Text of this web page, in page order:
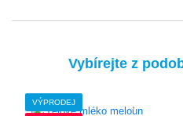
Vybírejte z
VÝPRODEJ